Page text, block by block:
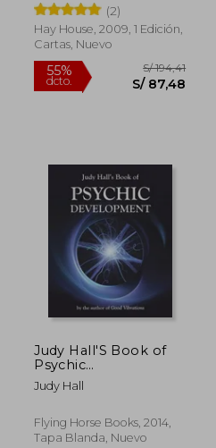
55%
dcto.
(2)
Hay House, 2009, 1 Edición,
Cartas, Nuevo
Judy Hall'S Book of
Psychic
Development (en
Inglés)
Judy Hall
Flying Horse Books, 2014,
Tapa Blanda, Nuevo